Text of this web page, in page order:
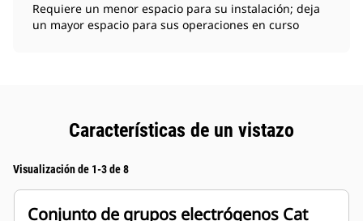
Requiere un menor espacio para su instalación; deja
un mayor espacio para sus operaciones en curso
Características de un vistazo
Visualización de 1-3 de 8
Conjunto de grupos electrógenos Cat